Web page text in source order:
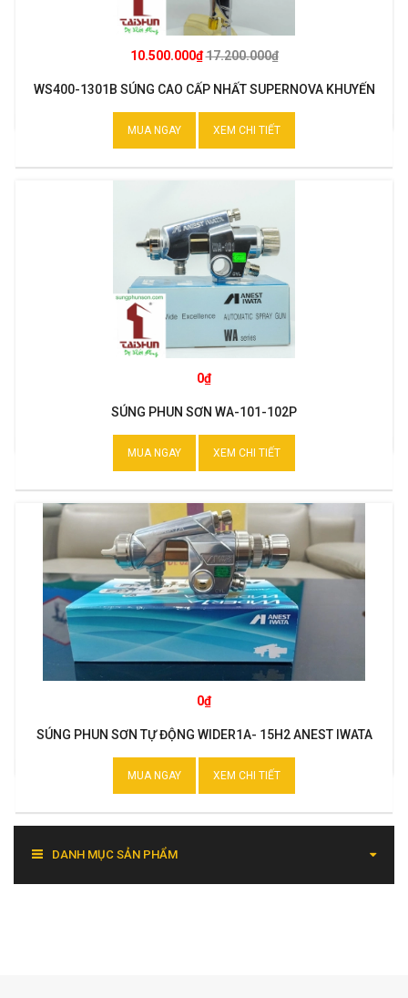
10.500.000₫17.200.000₫
WS400-1301B SÚNG CAO CẤP NHẤT SUPERNOVA KHUYẾN
MUA NGAY XEM CHI TIẾT
0₫
SÚNG PHUN SƠN WA-101-102P
MUA NGAY XEM CHI TIẾT
0₫
SÚNG PHUN SƠN TỰ ĐỘNG WIDER1A- 15H2 ANEST IWATA
MUA NGAY XEM CHI TIẾT
DANH MỤC SẢN PHẨM